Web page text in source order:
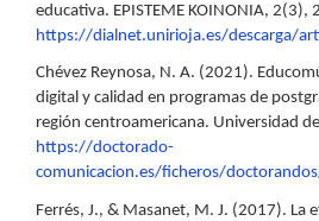
educativa. EPISTEME KOINONIA, 2(3),
https://dialnet.unirioja.es/descarga/
Chévez Reynosa, N. A. (2021).
digital y calidad en programas de
región centroamericana. Universidad
https://doctorado-
comunicacion.es/ficheros/
Ferrés, J., & Masanet, M. J. (2017). La